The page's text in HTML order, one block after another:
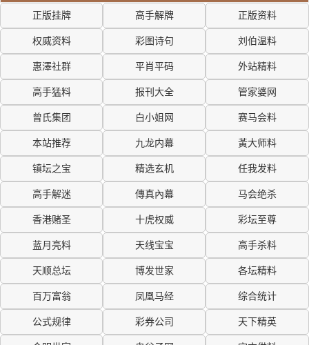
正版挂牌 高手解牌 正版资料
权威资料 彩图诗句 刘伯温料
惠澤社群 平肖平码 外站精料
高手猛料 报刊大全 管家婆网
曾氏集团 白小姐网 赛马会料
本站推荐 九龙内幕 黃大师料
镇坛之宝 精选玄机 任我发料
高手解迷 傳真內幕 马会绝杀
香港赌圣 十虎权威 彩坛至尊
蓝月亮料 天线宝宝 高手杀料
天顺总坛 博发世家 各坛精料
百万富翁 凤凰马经 综合统计
公式规律 彩券公司 天下精英